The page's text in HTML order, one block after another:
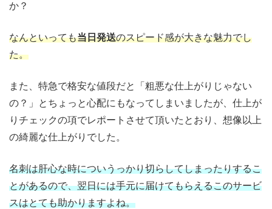
か？
なんといっても当日発送のスピード感が大きな魅力でし
た。
また、特急で格安な値段だと「粗悪な仕上がりじゃない
の？」とちょっと心配にもなってしまいましたが、仕上が
りチェックの項でレポートさせて頂いたとおり、想像以上
の綺麗な仕上がりでした。
名刺は肝心な時についうっかり切らしてしまったりするこ
とがあるので、翌日には手元に届けてもらえるこのサービ
スはとても助かりますよね。